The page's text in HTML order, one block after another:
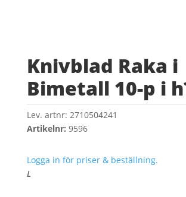
Knivblad Raka i
Bimetall 10-p i
Lev. artnr: 2710504241
Artikelnr: 9596
Logga in för priser & beställning.
L